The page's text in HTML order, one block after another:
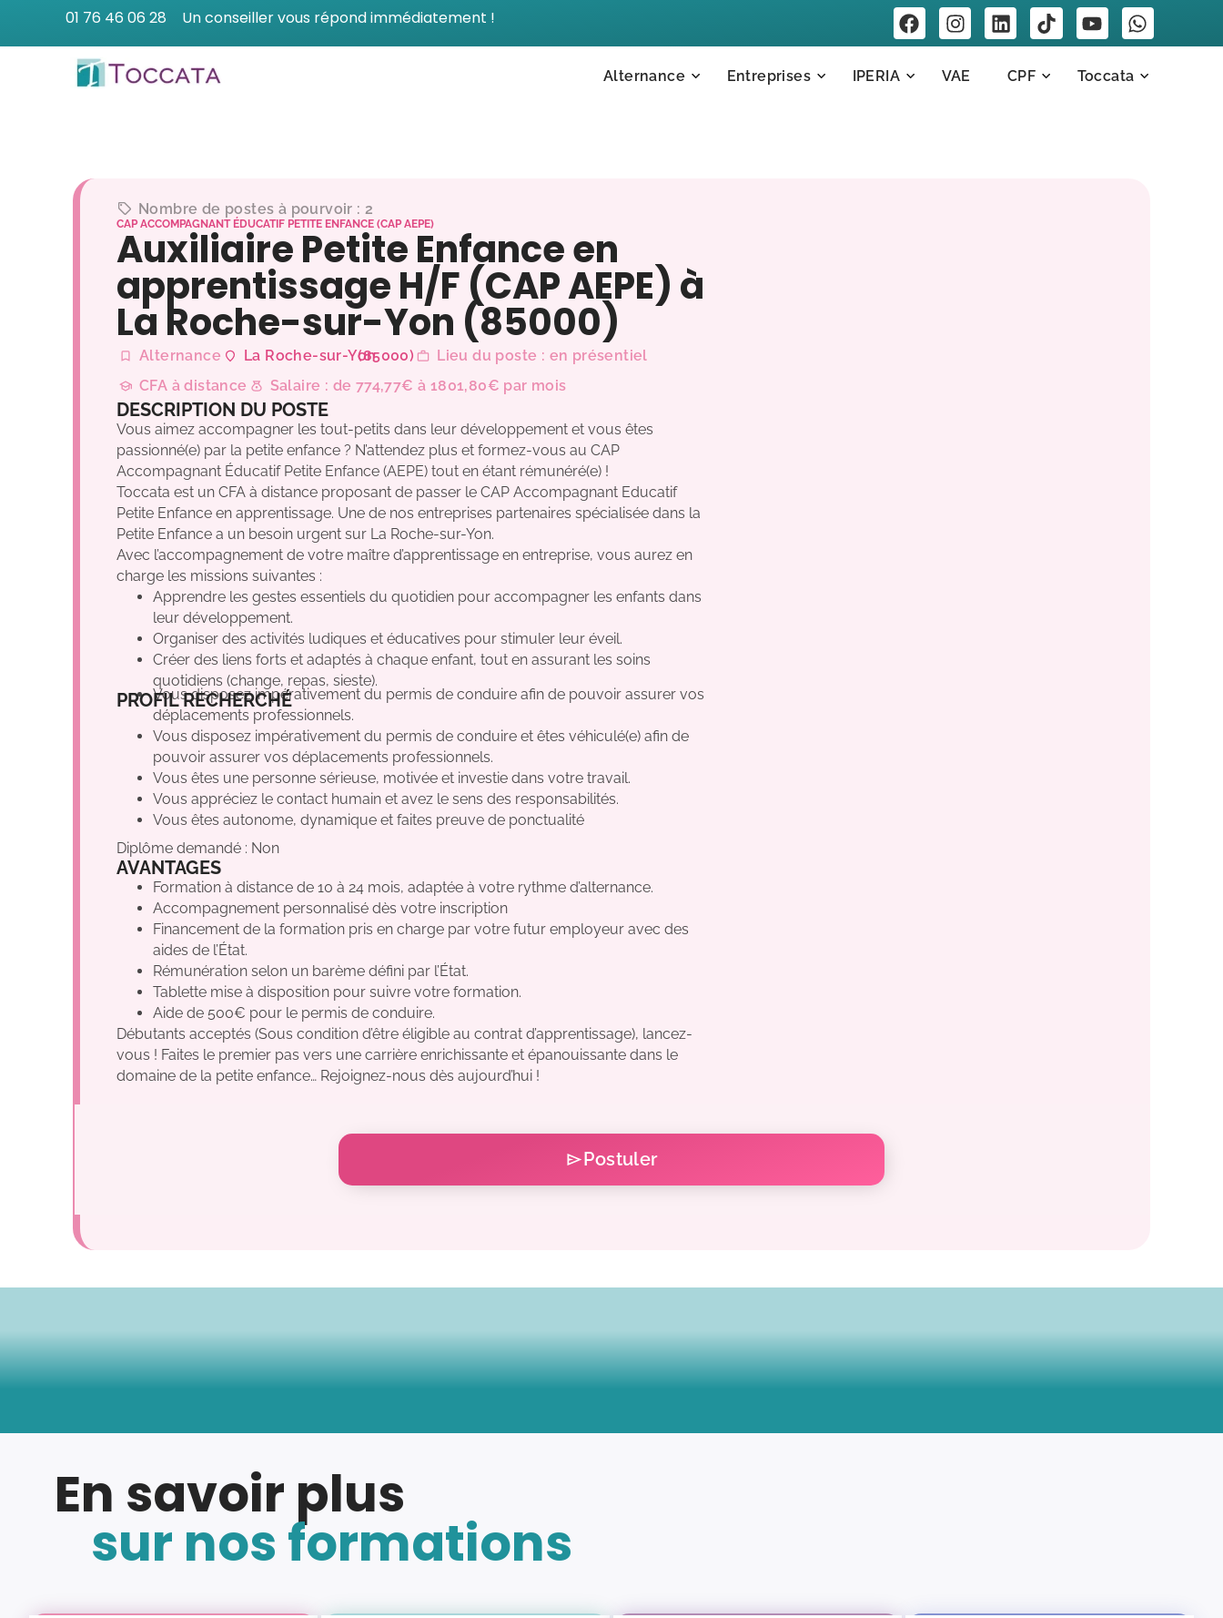
01 76 46 06 28 Un conseiller vous répond immédiatement !
Alternance Entreprises IPERIA VAE CPF Toccata
Nombre de postes à pourvoir : 2
CAP ACCOMPAGNANT ÉDUCATIF PETITE ENFANCE (CAP AEPE)
Auxiliaire Petite Enfance en
apprentissage H/F (CAP AEPE) à
La Roche-sur-Yon (85000)
Alternance La Roche-sur-Yon(85000)
Lieu du poste : en présentiel
CFA à distance
Salaire : de 774,77€ à 1801,80€ par mois
DESCRIPTION DU POSTE
Vous aimez accompagner les tout-petits dans leur développement et vous êtes
passionné(e) par la petite enfance ? N’attendez plus et formez-vous au CAP
Accompagnant Éducatif Petite Enfance (AEPE) tout en étant rémunéré(e) !
Toccata est un CFA à distance proposant de passer le CAP Accompagnant Educatif
Petite Enfance en apprentissage. Une de nos entreprises partenaires spécialisée dans la
Petite Enfance a un besoin urgent sur La Roche-sur-Yon.
Avec l’accompagnement de votre maître d’apprentissage en entreprise, vous aurez en
charge les missions suivantes :
Apprendre les gestes essentiels du quotidien pour accompagner les enfants dans
leur développement.
Organiser des activités ludiques et éducatives pour stimuler leur éveil.
Créer des liens forts et adaptés à chaque enfant, tout en assurant les soins
quotidiens (change, repas, sieste).
PROFIL RECHERCHÉ
NonOuiOuiGE
Vous disposez impérativement du permis de conduire afin de pouvoir assurer vos
déplacements professionnels.
Vous disposez impérativement du permis de conduire et êtes véhiculé(e) afin de
pouvoir assurer vos déplacements professionnels.
Vous êtes une personne sérieuse, motivée et investie dans votre travail.
Vous appréciez le contact humain et avez le sens des responsabilités.
Vous êtes autonome, dynamique et faites preuve de ponctualité
Diplôme demandé : Non
AVANTAGES
Formation à distance de 10 à 24 mois, adaptée à votre rythme d’alternance.
Accompagnement personnalisé dès votre inscription
Financement de la formation pris en charge par votre futur employeur avec des
aides de l’État.
Rémunération selon un barème défini par l’État.
Tablette mise à disposition pour suivre votre formation.
Aide de 500€ pour le permis de conduire.
Débutants acceptés (Sous condition d’être éligible au contrat d’apprentissage), lancez-
vous ! Faites le premier pas vers une carrière enrichissante et épanouissante dans le
domaine de la petite enfance… Rejoignez-nous dès aujourd’hui !
Postuler
En savoir plus
sur nos formations